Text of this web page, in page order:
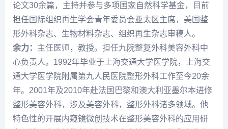
论文30余篇，主持并参与多项国家自然科学基金，目前
担任国际组织再生学会青年委员会亚太区主席，美国整
形外科杂志、生物材料杂志、组织再生杂志审稿人。
余力： 主任医师，教授。担任九院整复外科美容外科中
心负责人。1992年毕业于上海交通大学医学院，上海交
通大学医学院附属第九人民医院整形外科工作至今20余
年。2001年及2010年赴法国巴黎和澳大利亚墨尔本进修
整形美容外科，涉及美容外科，整形外科诸多领域。他
特色性的开展内窥镜微创技术在整形美容外科的应用研